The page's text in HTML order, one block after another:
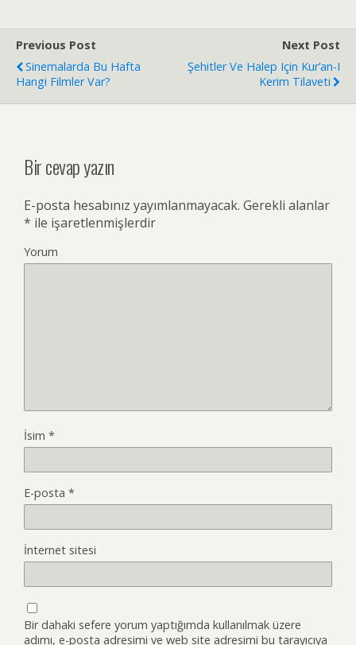
Previous Post
Sinemalarda Bu Hafta
Hangi Filmler Var?
Next Post
Şehitler Ve Halep Için Kur’an-I
Kerim Tilaveti
Bir cevap yazın
E-posta hesabınız yayımlanmayacak. Gerekli alanlar
* ile işaretlenmişlerdir
Yorum
İsim *
E-posta *
İnternet sitesi
Bir dahaki sefere yorum yaptığımda kullanılmak üzere
adımı, e-posta adresimi ve web site adresimi bu tarayıcıya